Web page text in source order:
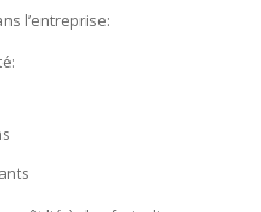
l’entreprise: